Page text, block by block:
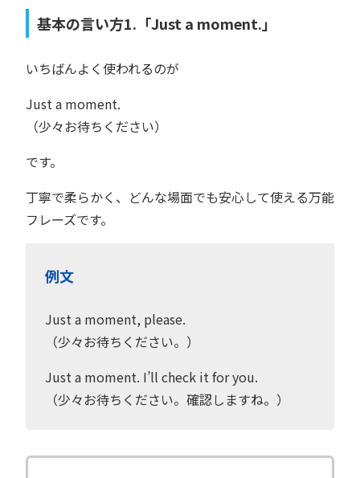
基本の言い方1.「Just a moment.」
いちばんよく使われるのが
Just a moment.
（少々お待ちください）
です。
丁寧で柔らかく、どんな場面でも安心して使える万能
フレーズです。
例文
Just a moment, please.
（少々お待ちください。）
Just a moment. I’ll check it for you.
（少々お待ちください。確認しますね。）